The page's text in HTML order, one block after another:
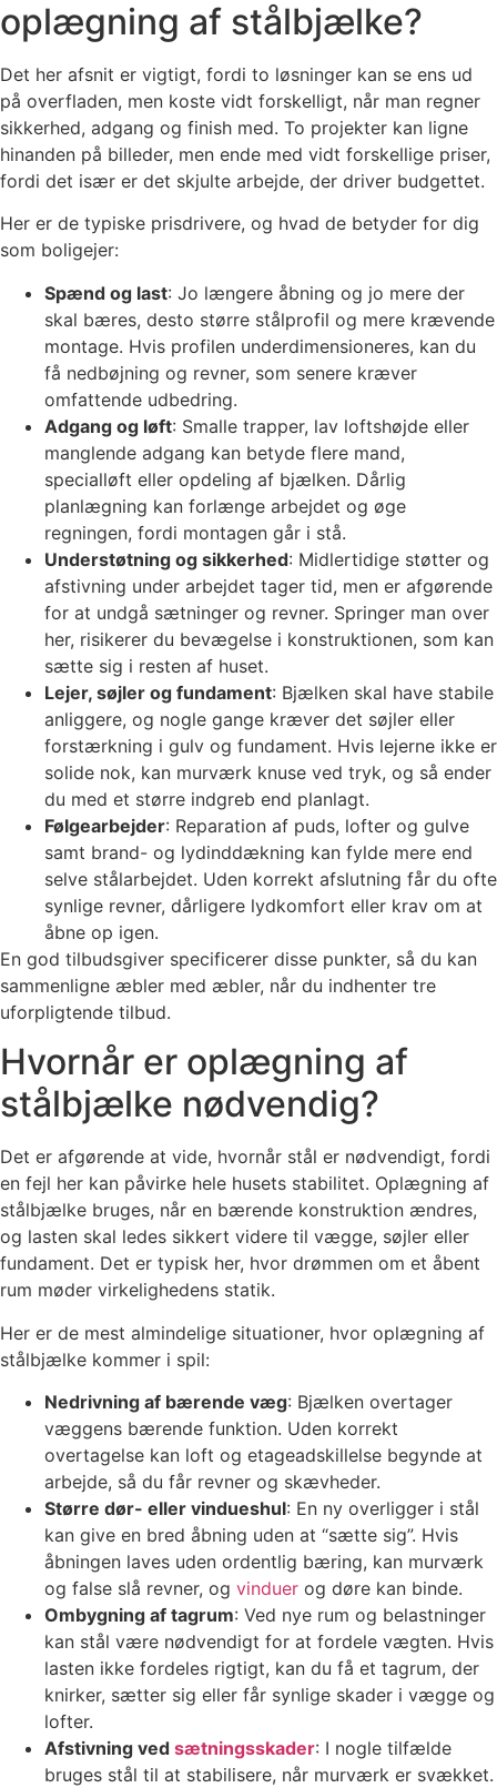
oplægning af stålbjælke?
Det her afsnit er vigtigt, fordi to løsninger kan se ens ud
på overfladen, men koste vidt forskelligt, når man regner
sikkerhed, adgang og finish med. To projekter kan ligne
hinanden på billeder, men ende med vidt forskellige priser,
fordi det især er det skjulte arbejde, der driver budgettet.
Her er de typiske prisdrivere, og hvad de betyder for dig
som boligejer:
Spænd og last: Jo længere åbning og jo mere der
skal bæres, desto større stålprofil og mere krævende
montage. Hvis profilen underdimensioneres, kan du
få nedbøjning og revner, som senere kræver
omfattende udbedring.
Adgang og løft: Smalle trapper, lav loftshøjde eller
manglende adgang kan betyde flere mand,
specialløft eller opdeling af bjælken. Dårlig
planlægning kan forlænge arbejdet og øge
regningen, fordi montagen går i stå.
Understøtning og sikkerhed: Midlertidige støtter og
afstivning under arbejdet tager tid, men er afgørende
for at undgå sætninger og revner. Springer man over
her, risikerer du bevægelse i konstruktionen, som kan
sætte sig i resten af huset.
Lejer, søjler og fundament: Bjælken skal have stabile
anliggere, og nogle gange kræver det søjler eller
forstærkning i gulv og fundament. Hvis lejerne ikke er
solide nok, kan murværk knuse ved tryk, og så ender
du med et større indgreb end planlagt.
Følgearbejder: Reparation af puds, lofter og gulve
samt brand- og lydinddækning kan fylde mere end
selve stålarbejdet. Uden korrekt afslutning får du ofte
synlige revner, dårligere lydkomfort eller krav om at
åbne op igen.
En god tilbudsgiver specificerer disse punkter, så du kan
sammenligne æbler med æbler, når du indhenter tre
uforpligtende tilbud.
Hvornår er oplægning af
stålbjælke nødvendig?
Det er afgørende at vide, hvornår stål er nødvendigt, fordi
en fejl her kan påvirke hele husets stabilitet. Oplægning af
stålbjælke bruges, når en bærende konstruktion ændres,
og lasten skal ledes sikkert videre til vægge, søjler eller
fundament. Det er typisk her, hvor drømmen om et åbent
rum møder virkelighedens statik.
Her er de mest almindelige situationer, hvor oplægning af
stålbjælke kommer i spil:
Nedrivning af bærende væg: Bjælken overtager
væggens bærende funktion. Uden korrekt
overtagelse kan loft og etageadskillelse begynde at
arbejde, så du får revner og skævheder.
Større dør- eller vindueshul: En ny overligger i stål
kan give en bred åbning uden at “sætte sig”. Hvis
åbningen laves uden ordentlig bæring, kan murværk
og false slå revner, og vinduer og døre kan binde.
Ombygning af tagrum: Ved nye rum og belastninger
kan stål være nødvendigt for at fordele vægten. Hvis
lasten ikke fordeles rigtigt, kan du få et tagrum, der
knirker, sætter sig eller får synlige skader i vægge og
lofter.
Afstivning ved sætningsskader: I nogle tilfælde
bruges stål til at stabilisere, når murværk er svækket.